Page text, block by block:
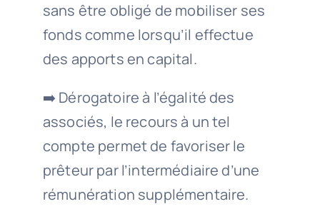
sans être obligé de mobiliser ses
fonds comme lorsqu’il effectue
des apports en capital.
➡️ Dérogatoire à l’égalité des
associés, le recours à un tel
compte permet de favoriser le
prêteur par l’intermédiaire d’une
rémunération supplémentaire.